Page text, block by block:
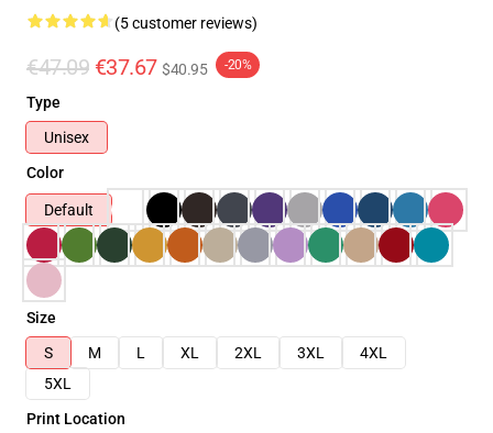
(5 customer reviews)
€47.09 €37.67 $40.95 -20%
Type
Unisex
Color
Default
Size
S
M L XL 2XL 3XL
4XL
5XL
Print Location